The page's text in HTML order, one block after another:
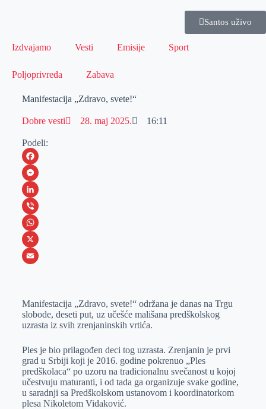
Santos uživo
Izdvajamo Vesti Emisije Sport
Poljoprivreda Zabava
Manifestacija „Zdravo, svete!“
Dobre vesti 28. maj 2025. 16:11
Podeli:
F
a
c
e
b
o
M
e
s
s
e
e
r
L
i
n
k
I
n
V
i
b
W
h
s
A
p
X
a
i
Manifestacija „Zdravo, svete!“ održana je danas na Trgu
slobode, deseti put, uz učešće mališana predškolskog
uzrasta iz svih zrenjaninskih vrtića.
Ples je bio prilagođen deci tog uzrasta. Zrenjanin je prvi
grad u Srbiji koji je 2016. godine pokrenuo „Ples
predškolaca“ po uzoru na tradicionalnu svečanost u kojoj
učestvuju maturanti, i od tada ga organizuje svake godine,
u saradnji sa Predškolskom ustanovom i koordinatorkom
plesa Nikoletom Vidaković.